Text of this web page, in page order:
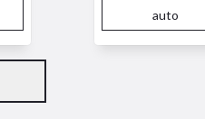
auto